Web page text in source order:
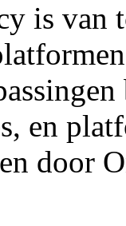
is van
en
door